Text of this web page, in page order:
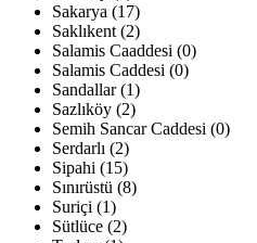
Sakarya (17)
Saklıkent (2)
Salamis Caaddesi (0)
Salamis Caddesi (0)
Sandallar (1)
Sazlıköy (2)
Semih Sancar Caddesi (0)
Serdarlı (2)
Sipahi (15)
Sınırüstü (8)
Suriçi (1)
Sütlüce (2)